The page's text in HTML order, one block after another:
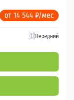
от 14 544 ₽/мес
Передний